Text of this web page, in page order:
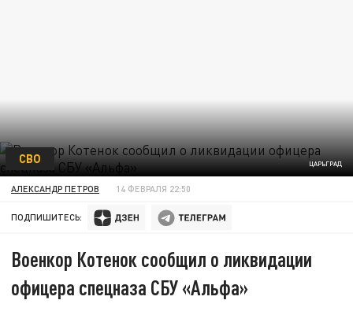
ЦАРЬГРАД
СВО
АЛЕКСАНДР ПЕТРОВ 14 ФЕВРАЛЯ 22:50
ПОДПИШИТЕСЬ:
Военкор Котенок сообщил о ликвидации
офицера спецназа СБУ «Альфа»